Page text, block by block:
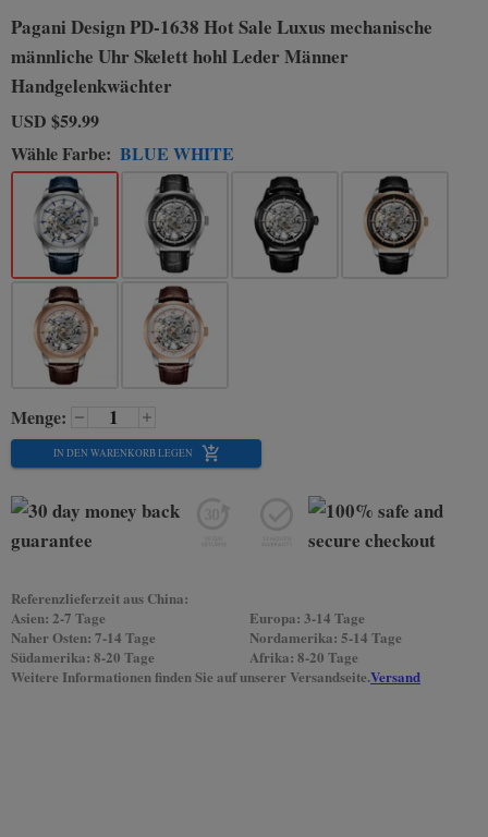
Pagani Design PD-1638 Hot Sale Luxus mechanische
männliche Uhr Skelett hohl Leder Männer
Handgelenkwächter
USD $59.99
Wähle Farbe: BLUE WHITE
Menge:
IN DEN WARENKORB LEGEN
Referenzlieferzeit aus China:
Asien: 2-7 Tage
Europa: 3-14 Tage
Naher Osten: 7-14 Tage
Nordamerika: 5-14 Tage
Südamerika: 8-20 Tage
Afrika: 8-20 Tage
Weitere Informationen finden Sie auf unserer Versandseite.Versand